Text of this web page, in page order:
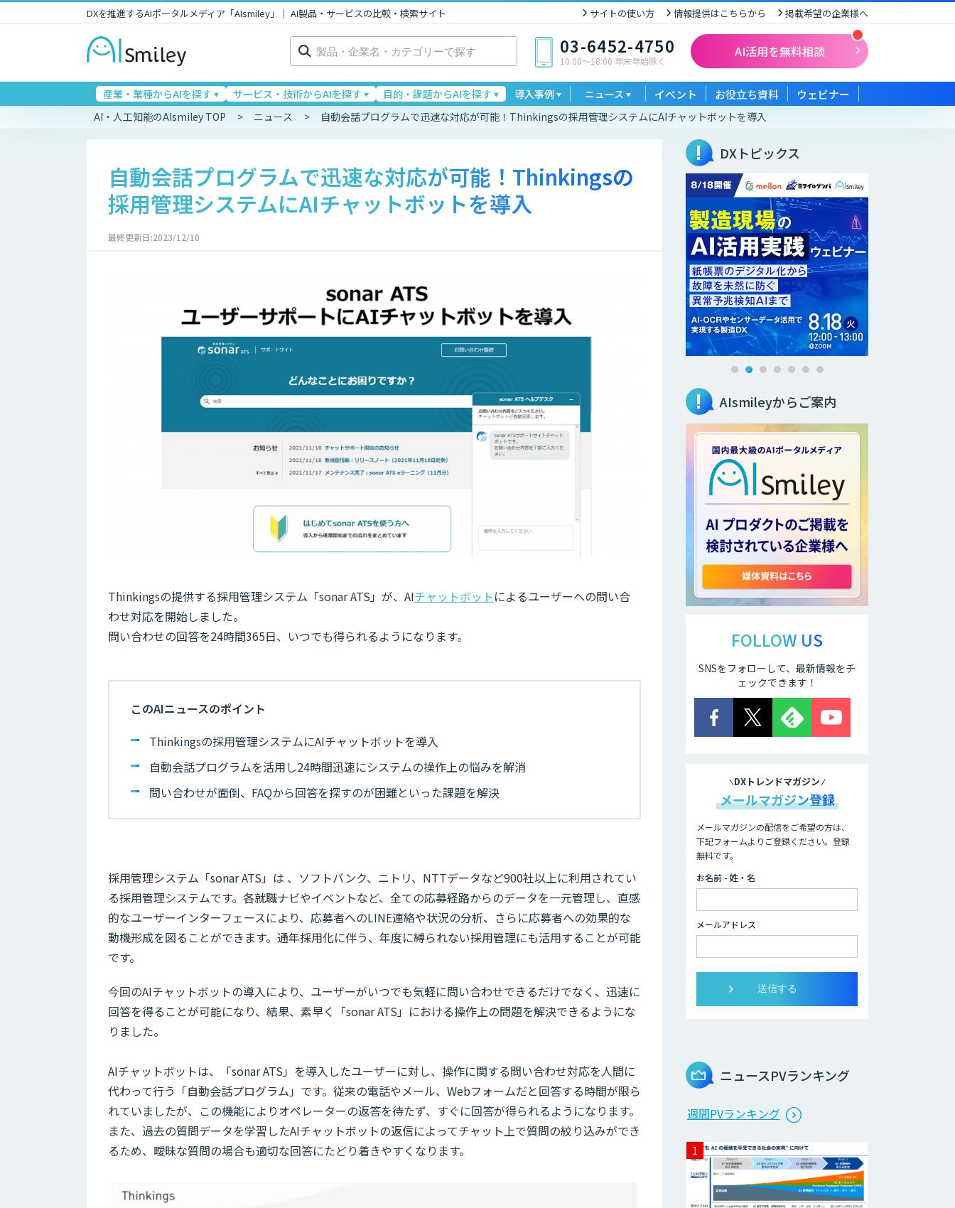
DXを推進するAIポータルメディア「AIsmiley」｜ AI製品・サービスの比較・検索サイト サイトの使い方 情報提供はこちらから 掲載希望の企業様へ
検
索: 03-6452-4750
10:00〜18:00 年末年始除く
AI活用を無料相談
産業・業種からAIを探す サービス・技術からAIを探す 目的・課題からAIを探す 導入事例 ニュース イベント お役立ち資料 ウェビナー
AI・人工知能のAIsmiley TOP ニュース 自動会話プログラムで迅速な対応が可能！Thinkingsの採用管理システムにAIチャットボットを導入
自動会話プログラムで迅速な対応が可能！Thinkingsの
採用管理システムにAIチャットボットを導入
最終更新日:2023/12/10
Thinkingsの提供する採用管理システム「sonar ATS」が、AIチャットボットによるユーザーへの問い合
わせ対応を開始しました。
問い合わせの回答を24時間365日、いつでも得られるようになります。
このAIニュースのポイント
Thinkingsの採用管理システムにAIチャットボットを導入
自動会話プログラムを活用し24時間迅速にシステムの操作上の悩みを解消
問い合わせが面倒、FAQから回答を探すのが困難といった課題を解決
採用管理システム「sonar ATS」は 、ソフトバンク、ニトリ、NTTデータなど900社以上に利用されてい
る採用管理システムです。各就職ナビやイベントなど、全ての応募経路からのデータを一元管理し、直感
的なユーザーインターフェースにより、応募者へのLINE連絡や状況の分析、さらに応募者への効果的な
動機形成を図ることができます。通年採用化に伴う、年度に縛られない採用管理にも活用することが可能
です。
今回のAIチャットボットの導入により、ユーザーがいつでも気軽に問い合わせできるだけでなく、迅速に
回答を得ることが可能になり、結果、素早く「sonar ATS」における操作上の問題を解決できるようにな
りました。
AIチャットボットは、「sonar ATS」を導入したユーザーに対し、操作に関する問い合わせ対応を人間に
代わって行う「自動会話プログラム」です。従来の電話やメール、Webフォームだと回答する時間が限ら
れていましたが、この機能によりオペレーターの返答を待たず、すぐに回答が得られるようになります。
また、過去の質問データを学習したAIチャットボットの返信によってチャット上で質問の絞り込みができ
るため、曖昧な質問の場合も適切な回答にたどり着きやすくなります。
DXトピックス
AIsmileyからご案内
FOLLOW US
SNSをフォローして、最新情報をチ
ェックできます！
DXトレンドマガジン
メールマガジン登録
メールマガジンの配信をご希望の方は、
下記フォームよりご登録ください。登録
無料です。
お名前 - 姓・名
メールアドレス
ニュースPVランキング
週間PVランキング